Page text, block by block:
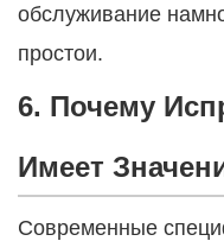
обслуживание
простои.
6. Почему
Имеет
Современные